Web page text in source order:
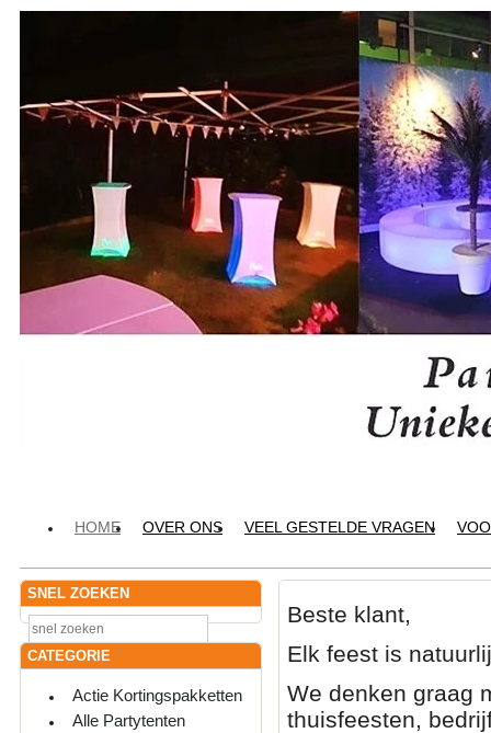
HOME OVER ONS VEEL GESTELDE VRAGEN
SNEL ZOEKEN
CATEGORIE
Actie Kortingspakketten
Alle Partytenten
Beste klant,
Elk feest is
We denken graag
thuisfeesten,